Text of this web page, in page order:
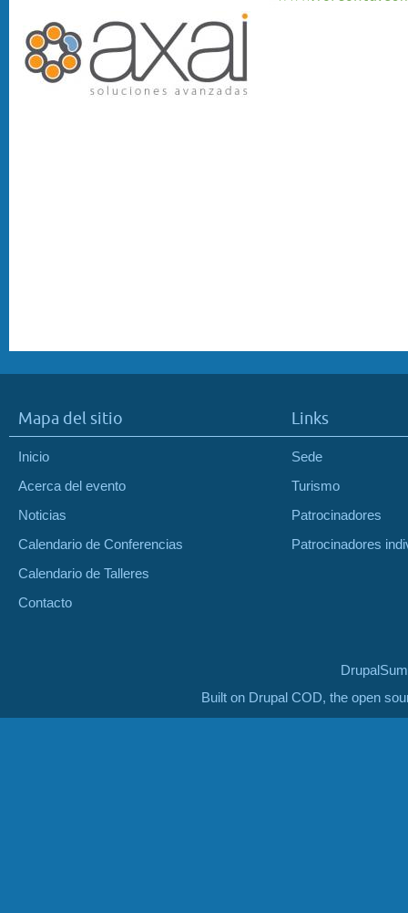
Mapa del sitio
Inicio
Acerca del evento
Noticias
Calendario de Conferencias
Calendario de Talleres
Contacto
Links
Sede
Turismo
Patrocinadores
Patrocinadores
Built on Drupal COD, the open